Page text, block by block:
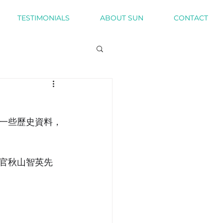
TESTIMONIALS ABOUT SUN CONTACT
些歷史資料，
秋山智英先